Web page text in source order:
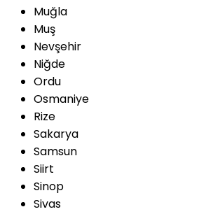
Muğla
Muş
Nevşehir
Niğde
Ordu
Osmaniye
Rize
Sakarya
Samsun
Siirt
Sinop
Sivas